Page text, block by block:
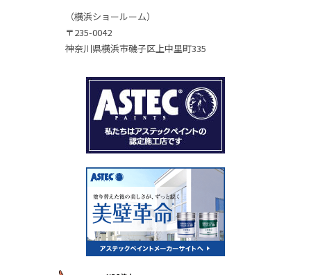
（横浜ショールーム）
〒235-0042
神奈川県横浜市磯子区上中里町335